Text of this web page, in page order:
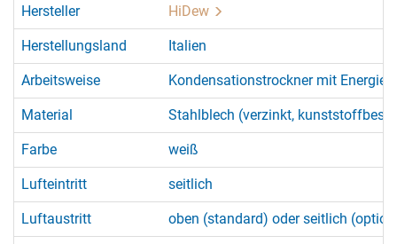
Hersteller HiDew
Herstellungsland Italien
Arbeitsweise Kondensationstrockner mit
Material Stahlblech (verzinkt,
Farbe weiß
Lufteintritt seitlich
Luftaustritt oben (standard) oder seitlich